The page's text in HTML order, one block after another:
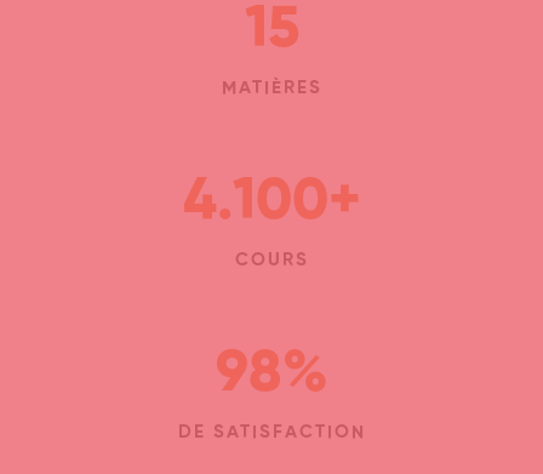
15
MATIÈRES
4.100+
COURS
98%
DE SATISFACTION